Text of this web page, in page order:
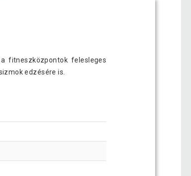
fitneszközpontok felesleges
edzésére is.